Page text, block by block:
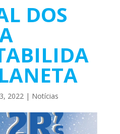
DOS
2022| Notícias